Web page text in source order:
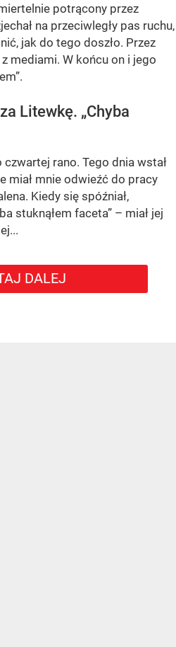
potrącony przez
na przeciwległy pas ruchu,
jak do tego doszło. Przez
mediami. W końcu on i jego
Litewkę. „Chyba
rano. Tego dnia wstał
miał mnie odwieźć do pracy
Kiedy się spóźniał,
stuknąłem faceta” – miał jej
DALEJ